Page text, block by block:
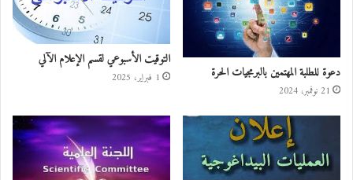
دعوة للطلبة المهتمين بالبرمجيات الحرة
21 نوفمبر، 2024
التوقيت الأسبوعي لقسم الإعلام الآلي
1 فبراير، 2025